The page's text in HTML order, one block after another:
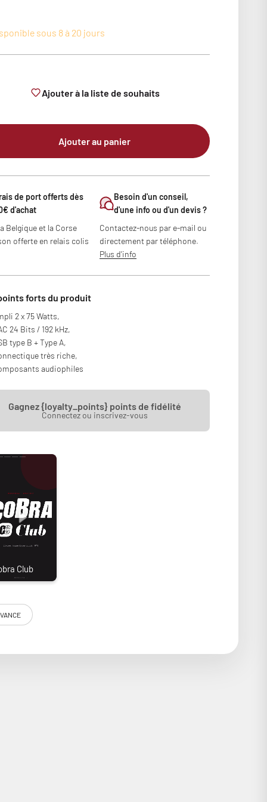
sous 8 à 20 jours
Ajouter à la liste de souhaits
Ajouter au panier
de port offerts dès
d'achat
Belgique et la Corse
offerte en relais colis
Besoin d'un conseil,
d'une info ou d'un devis ?
Contactez-nous par e-mail ou
directement par téléphone.
Plus d'info
forts du produit
2 x 75 Watts,
24 Bits / 192 kHz,
type B + Type A,
très riche,
audiophiles
Gagnez {loyalty_points} points de fidélité
Connectez ou inscrivez-vous